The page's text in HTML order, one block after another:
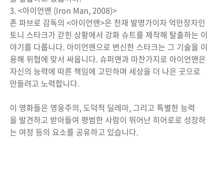
3. <아이언맨 (Iron Man, 2008)>
존 파브로 감독의 <아이언맨>은 천재 발명가이자 억만장자인
토니 스타크가 갇힌 상황에서 강화 슈트를 제작해 탈출하는 이
야기를 다룹니다. 아이언맨으로 변신한 스타크는 그 기술을 이
용해 위협에 맞서 싸웁니다. 슈퍼맨과 마찬가지로 아이언맨은
자신의 능력에 따른 책임에 고민하며 세상을 더 나은 곳으로
만들려고 노력합니다.
이 영화들은 영웅주의, 도덕적 딜레마, 그리고 특별한 능력
을 발견하고 받아들여 평범한 사람이 뛰어난 히어로로 성장하
는 여정 등의 요소를 공유하고 있습니다.